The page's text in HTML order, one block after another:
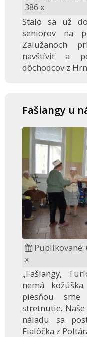
386 x
Stalo sa už
seniorov na
Zalužanoch
navštíviť a
dôchodcov z
Fašiangy u
Publikované:
x
„Fašiangy,
nemá
piesňou sme
stretnutie.
náladu sa
Fialôčka z